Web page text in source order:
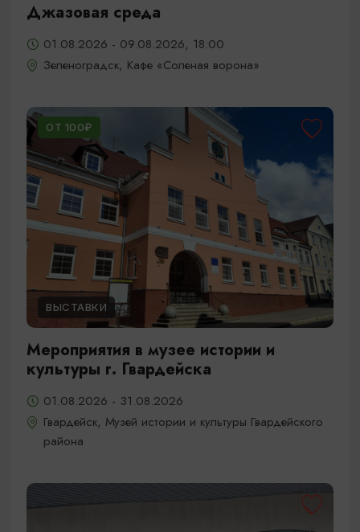
Джазовая среда
01.08.2026 - 09.08.2026, 18:00
Зеленоградск, Кафе «Соленая ворона»
ОТ 100₽
ВЫСТАВКИ
Мероприятия в музее истории и
культуры г. Гвардейска
01.08.2026 - 31.08.2026
Гвардейск, Музей истории и культуры Гвардейского
района